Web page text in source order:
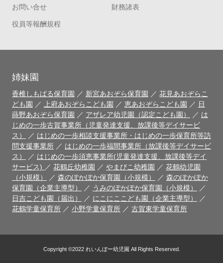
お問い合せ 財務諸表
役員等報酬規程
姉妹園
香椎しもばる保育園 ／ 新宮あおぞら保育園 ／ 花見あおぞらこ
ども園 ／ 上府あおぞらこども園 ／ 恵あおぞらこども園 ／ 日
蒔野あおぞら保育園 ／ アザレア幼児園（認定こども園） ／ は
じめの一歩古賀事業所（児童発達支援、放課後等デイサービ
ス）
／ はじめの一歩相談支援事業所・はじめの一歩保育所等訪
問支援事業所 ／ はじめの一歩福間事業所（放課後等デイサービ
ス）
／ はじめの一歩須恵事業所(児童発達支援、放課後等デイ
サービス) ／ 花鶴丘幼稚園 ／ やまびこ幼稚園 ／ 花鶴幼児園
（小規模）
／ 森のぽかぽか保育園（小規模） ／ 森のぽかぽか
保育園（企業主導型）
／ うみのぽかぽか保育園（小規模）
／
日吉こども園（届出）
／ にこにここども園（企業主導型）
／
花鶴学童保育所 ／ 小野学童保育所 ／ 古賀東学童保育所
Copyright ©2022 れいんぼー幼児園 All Rights Reserved.